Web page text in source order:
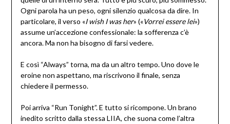
Ogni parola ha un peso, ogni silenzio qualcosa da dire. In
particolare, il verso «I wish I was her» («Vorrei essere lei»)
assume un’accezione confessionale: la sofferenza c’è
ancora. Ma non ha bisogno di farsi vedere.
E così “Always” torna, ma da un altro tempo. Uno dove le
eroine non aspettano, ma riscrivono il finale, senza
chiedere il permesso.
Poi arriva “Run Tonight”. E tutto si ricompone. Un brano
inedito scritto dalla stessa LIIA, che suona come l’altra